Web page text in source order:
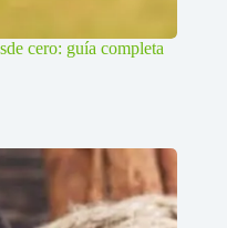
cero: guía completa